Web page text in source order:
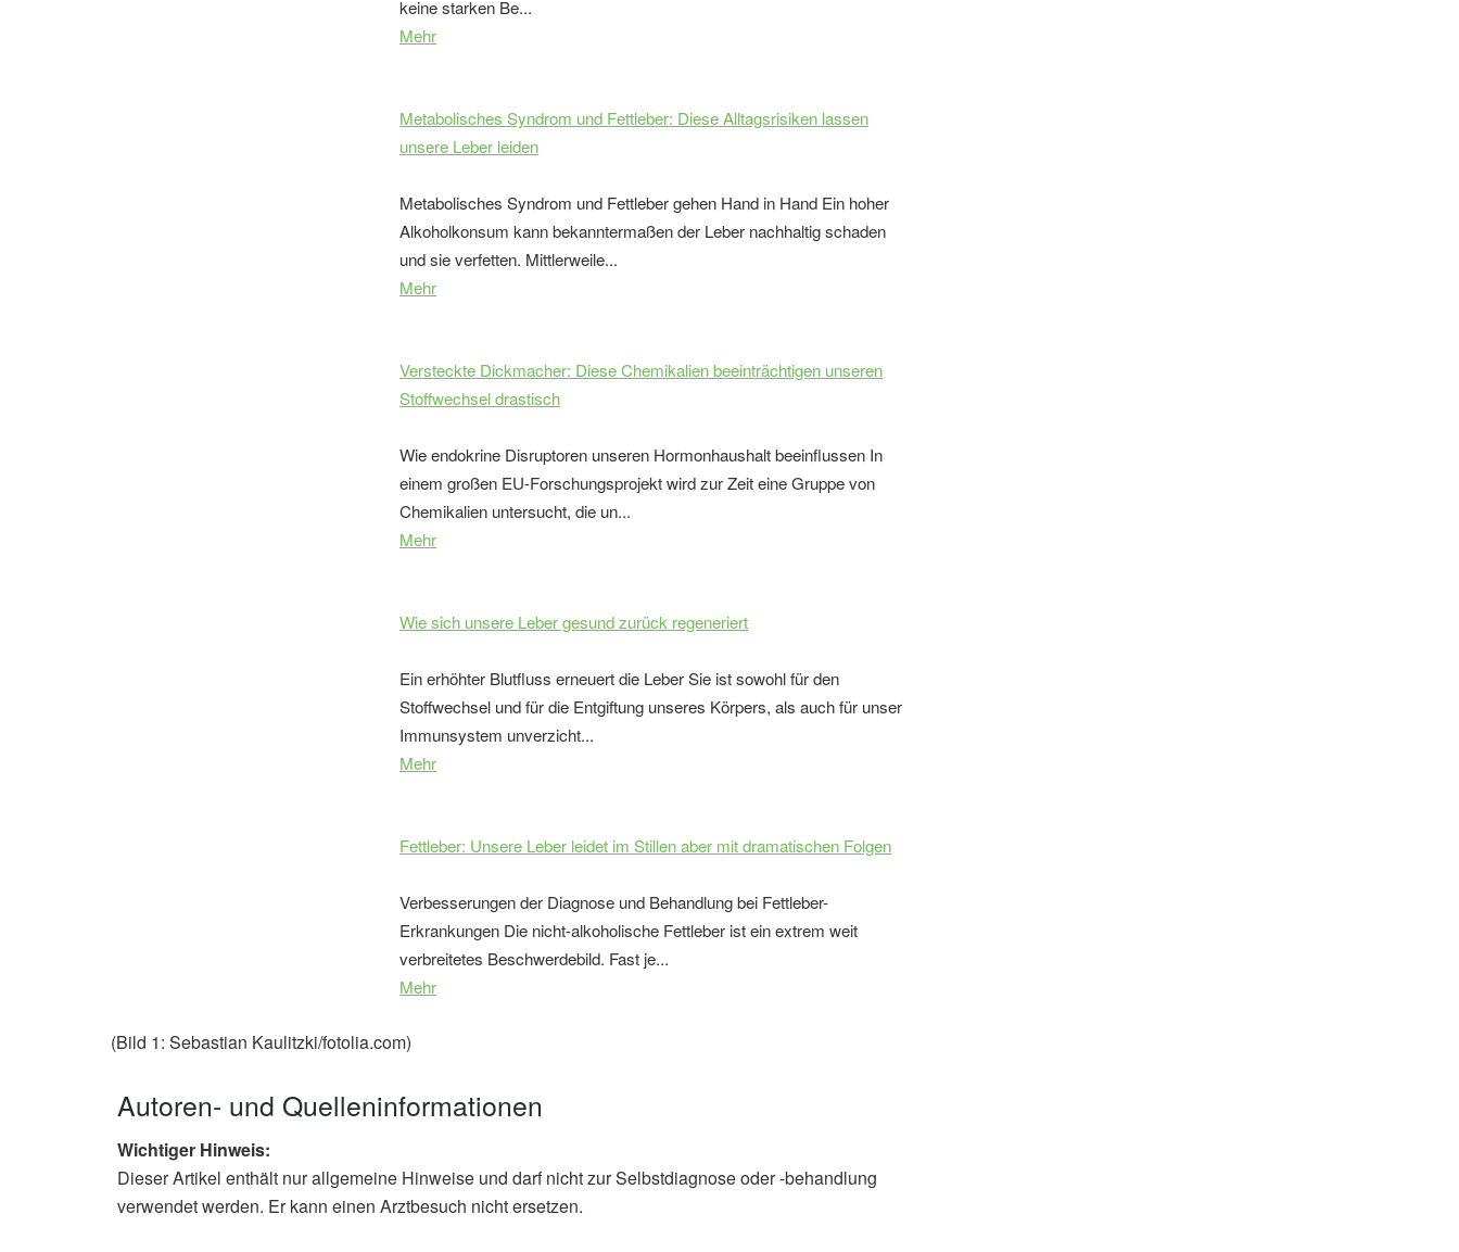
keine starken Be...
Mehr
Metabolisches Syndrom und Fettleber: Diese Alltagsrisiken lassen
unsere Leber leiden
Metabolisches Syndrom und Fettleber gehen Hand in Hand Ein hoher
Alkoholkonsum kann bekanntermaßen der Leber nachhaltig schaden
und sie verfetten. Mittlerweile...
Mehr
Versteckte Dickmacher: Diese Chemikalien beeinträchtigen unseren
Stoffwechsel drastisch
Wie endokrine Disruptoren unseren Hormonhaushalt beeinflussen In
einem großen EU-Forschungsprojekt wird zur Zeit eine Gruppe von
Chemikalien untersucht, die un...
Mehr
Wie sich unsere Leber gesund zurück regeneriert
Ein erhöhter Blutfluss erneuert die Leber Sie ist sowohl für den
Stoffwechsel und für die Entgiftung unseres Körpers, als auch für unser
Immunsystem unverzicht...
Mehr
Fettleber: Unsere Leber leidet im Stillen aber mit dramatischen Folgen
Verbesserungen der Diagnose und Behandlung bei Fettleber-
Erkrankungen Die nicht-alkoholische Fettleber ist ein extrem weit
verbreitetes Beschwerdebild. Fast je...
Mehr
(Bild 1: Sebastian Kaulitzki/fotolia.com)
Autoren- und Quelleninformationen
Wichtiger Hinweis:
Dieser Artikel enthält nur allgemeine Hinweise und darf nicht zur Selbstdiagnose oder -behandlung
verwendet werden. Er kann einen Arztbesuch nicht ersetzen.